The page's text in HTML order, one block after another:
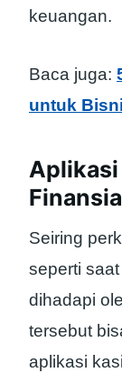
keuangan.
Baca juga:
untuk
Aplikasi
Seiring
seperti
dihadapi
tersebut
aplikasi